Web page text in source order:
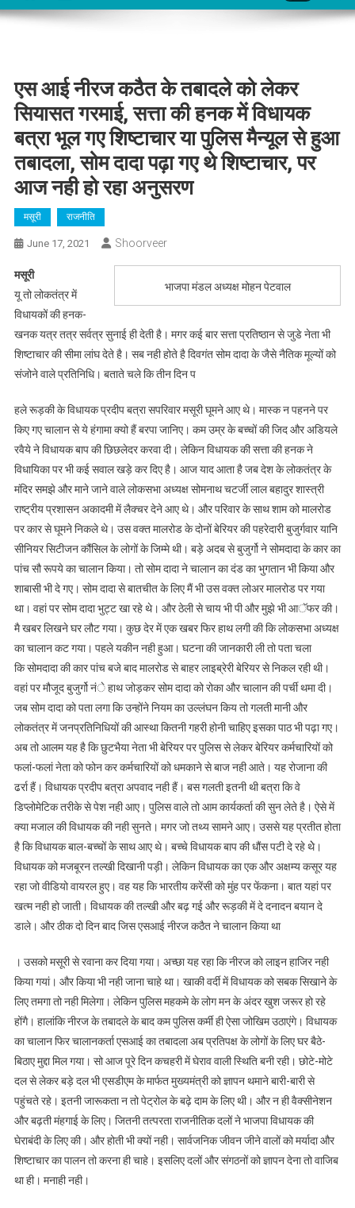
एस आई नीरज कठैत के तबादले को लेकर
सियासत गरमाई, सत्ता की हनक में विधायक
बत्रा भूल गए शिष्टाचार या पुलिस मैन्यूल से हुआ
तबादला, सोम दादा पढ़ा गए थे शिष्टाचार, पर
आज नही हो रहा अनुसरण
मसूरी राजनीति
June 17, 2021 Shoorveer
भाजपा मंडल अध्यक्ष मोहन पेटवाल
मसूरी
यू तो लोकतंत्र में
विधायकों की हनक-
खनक यत्र तत्र सर्वत्र सुनाई ही देती है। मगर कई बार सत्ता प्रतिष्ठान से जुडे नेता भी
शिष्टाचार की सीमा लांघ देते है। सब नही होते है दिवगंत सोम दादा के जैसे नैतिक मूल्यों को
संजोने वाले प्रतिनिधि। बताते चले कि तीन दिन प
हले रूड़की के विधायक प्रदीप बत्रा सपरिवार मसूरी घूमने आए थे। मास्क न पहनने पर
किए गए चालान से ये हंगामा क्यो हैं बरपा जानिए। कम उम्र के बच्चों की जिद और अडियले
रवैये ने विधायक बाप की छिछलेदर करवा दी। लेकिन विधायक की सत्ता की हनक ने
विधायिका पर भी कई सवाल खड़े कर दिए है। आज याद आता है जब देश के लोकतंत्र के
मंदिर समझे और माने जाने वाले लोकसभा अध्यक्ष सोमनाथ चटर्जी लाल बहादुर शास्त्री
राष्ट्रीय प्रशासन अकादमी में लैक्चर देने आए थे। और परिवार के साथ शाम को मालरोड
पर कार से घूमने निकले थे। उस वक्त मालरोड के दोनों बेरियर की पहरेदारी बुजुर्गवार यानि
सीनियर सिटीजन कौंसिल के लोगों के जिम्मे थी। बड़े अदब से बुजुर्गो ने सोमदादा के कार का
पांच सौ रूपये का चालान किया। तो सोम दादा ने चालान का दंड का भुगतान भी किया और
शाबासी भी दे गए। सोम दादा से बातचीत के लिए मैं भी उस वक्त लोअर मालरोड पर गया
था। वहां पर सोम दादा भुट्ट खा रहे थे। और ठेली से चाय भी पी और मुझे भी आॅफर की।
मै खबर लिखने घर लौट गया। कुछ देर में एक खबर फिर हाथ लगी की कि लोकसभा अध्यक्ष
का चालान कट गया। पहले यकीन नही हुआ। घटना की जानकारी ली तो पता चला
कि सोमदादा की कार पांच बजे बाद मालरोड से बाहर लाइब्रेरी बेरियर से निकल रही थी।
वहां पर मौजूद बुजुर्गो नंे हाथ जोड़कर सोम दादा को रोका और चालान की पर्ची थमा दी।
जब सोम दादा को पता लगा कि उन्होंने नियम का उल्लंघन किय तो गलती मानी और
लोकतंत्र में जनप्रतिनिधियों की आस्था कितनी गहरी होनी चाहिए इसका पाठ भी पढ़ा गए।
अब तो आलम यह है कि छुटभैया नेता भी बेरियर पर पुलिस से लेकर बेरियर कर्मचारियों को
फलां-फलां नेता को फोन कर कर्मचारियों को धमकाने से बाज नही आते। यह रोजाना की
ढर्रा हैं। विधायक प्रदीप बत्रा अपवाद नही हैं। बस गलती इतनी थी बत्रा कि वे
डिप्लोमेटिक तरीके से पेश नही आए। पुलिस वाले तो आम कार्यकर्ता की सुन लेते है। ऐसे में
क्या मजाल की विधायक की नही सुनते। मगर जो तथ्य सामने आए। उससे यह प्रतीत होता
है कि विधायक बाल-बच्चों के साथ आए थे। बच्चे विधायक बाप की धौंस पटी दे रहे थेे।
विधायक को मजबूरन तल्खी दिखानी पड़ी। लेकिन विधायक का एक और अक्षम्य कसूर यह
रहा जो वीडियो वायरल हुए। वह यह कि भारतीय करेंसी को मुंह पर फेंकना। बात यहां पर
खत्म नही हो जाती। विधायक की तल्खी और बढ़ गई और रूड़की में दे दनादन बयान दे
डाले। और ठीक दो दिन बाद जिस एसआई नीरज कठैत ने चालान किया था
। उसको मसूरी से रवाना कर दिया गया। अच्छा यह रहा कि नीरज को लाइन हाजिर नही
किया गयां। और किया भी नही जाना चाहे था। खाकी वर्दी में विधायक को सबक सिखाने के
लिए तमगा तो नही मिलेगा। लेकिन पुलिस महकमे के लोग मन के अंदर खुश जरूर हो रहे
होंगै। हालांकि नीरज के तबादले के बाद कम पुलिस कर्मी ही ऐसा जोखिम उठाएंगे। विधायक
का चालान फिर चालानकर्ता एसआई का तबादला अब प्रतिपक्ष के लोगों के लिए घर बैठे-
बिठाए मुद्दा मिल गया। सो आज पूरे दिन कचहरी में घेराव वाली स्थिति बनी रही। छोटे-मोटे
दल से लेकर बड़े दल भी एसडीएम के मार्फत मुख्यमंत्री को ज्ञापन थमाने बारी-बारी से
पहुंचते रहे। इतनी जारूकता न तो पेट्रोल के बढ़े दाम के लिए थी। और न ही वैक्सीनेशन
और बढ़ती मंहगाई के लिए। जितनी तत्परता राजनीतिक दलों ने भाजपा विधायक की
घेराबंदी के लिए की। और होती भी क्यों नही। सार्वजनिक जीवन जीने वालों को मर्यादा और
शिष्टाचार का पालन तो करना ही चाहे। इसलिए दलों और संगठनों को ज्ञापन देना तो वाजिब
था ही। मनाही नही।